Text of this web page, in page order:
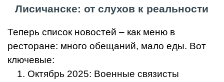
Лисичанске: от слухов к реальности
Теперь список новостей – как меню в
ресторане: много обещаний, мало еды. Вот
ключевые:
Октябрь 2025: Военные связисты